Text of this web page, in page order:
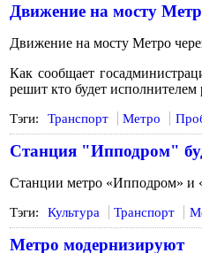
Движение на мосту
Движение на мосту Метро
Как сообщает
решит кто будет
Тэги: Транспорт Метро
Станция "Ипподром"
Станции метро «Ипподром» и
Тэги: Культура Транспорт
Метро модернизируют